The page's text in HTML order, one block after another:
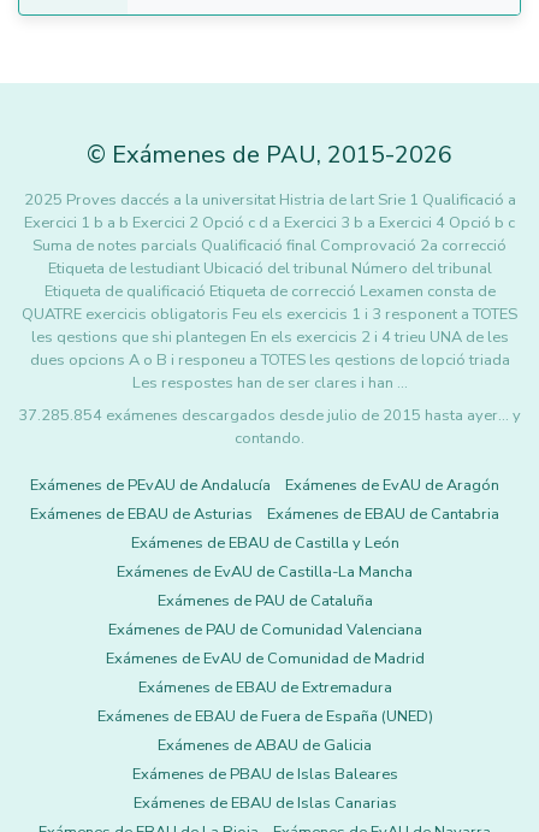
© Exámenes de PAU, 2015-2026
2025 Proves daccés a la universitat Histria de lart Srie 1 Qualificació a
Exercici 1 b a b Exercici 2 Opció c d a Exercici 3 b a Exercici 4 Opció b c
Suma de notes parcials Qualificació final Comprovació 2a correcció
Etiqueta de lestudiant Ubicació del tribunal Número del tribunal
Etiqueta de qualificació Etiqueta de correcció Lexamen consta de
QUATRE exercicis obligatoris Feu els exercicis 1 i 3 responent a TOTES
les qestions que shi plantegen En els exercicis 2 i 4 trieu UNA de les
dues opcions A o B i responeu a TOTES les qestions de lopció triada
Les respostes han de ser clares i han …
37.285.854 exámenes descargados desde julio de 2015 hasta ayer... y
contando.
Exámenes de PEvAU de Andalucía
Exámenes de EvAU de Aragón
Exámenes de EBAU de Asturias
Exámenes de EBAU de Cantabria
Exámenes de EBAU de Castilla y León
Exámenes de EvAU de Castilla-La Mancha
Exámenes de PAU de Cataluña
Exámenes de PAU de Comunidad Valenciana
Exámenes de EvAU de Comunidad de Madrid
Exámenes de EBAU de Extremadura
Exámenes de EBAU de Fuera de España (UNED)
Exámenes de ABAU de Galicia
Exámenes de PBAU de Islas Baleares
Exámenes de EBAU de Islas Canarias